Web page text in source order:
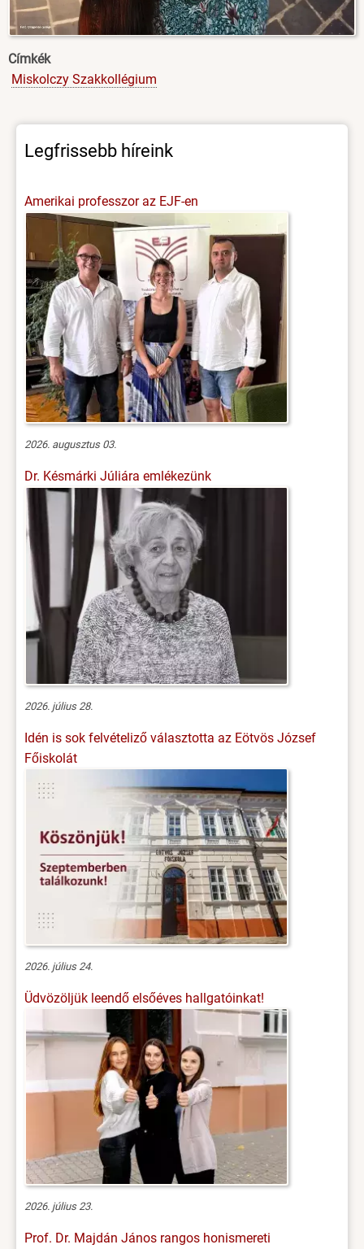
Címkék
Miskolczy Szakkollégium
Legfrissebb híreink
Amerikai professzor az EJF-en
2026. augusztus 03.
Dr. Késmárki Júliára emlékezünk
2026. július 28.
Idén is sok felvételiző választotta az Eötvös József
Főiskolát
2026. július 24.
Üdvözöljük leendő elsőéves hallgatóinkat!
2026. július 23.
Prof. Dr. Majdán János rangos honismereti